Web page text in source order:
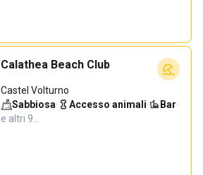
Calathea Beach Club
Castel Volturno
Sabbiosa· Accesso animali· Bar·
e altri 9…